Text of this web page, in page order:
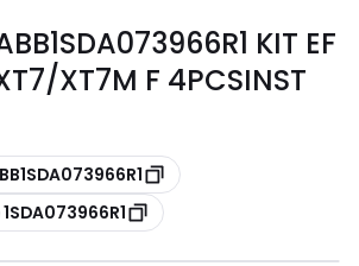
KIT EF
XT7M F 4PCSINST